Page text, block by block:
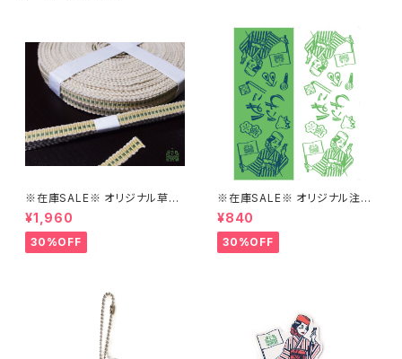
※在庫SALE※ オリジナル草木
染め真田紐の三分紐【はこにわ】
¥1,960
30%OFF
※在庫SALE※ オリジナル注染
手ぬぐい（みどり/しろ）【はこに
わ】
¥840
30%OFF